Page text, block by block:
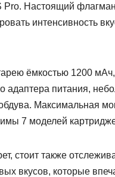
Pro. Настоящий
интенсивность
ёмкостью 1200
адаптера питания,
Максимальная
7 моделей
стоит также
вкусов, которые